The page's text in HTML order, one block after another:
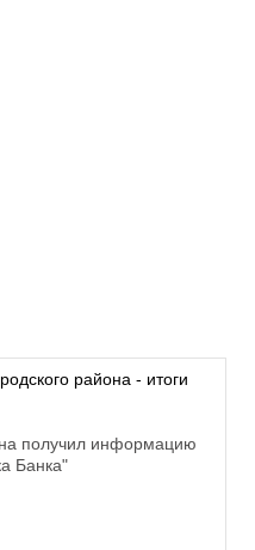
района - итоги
получил информацию
Банка"